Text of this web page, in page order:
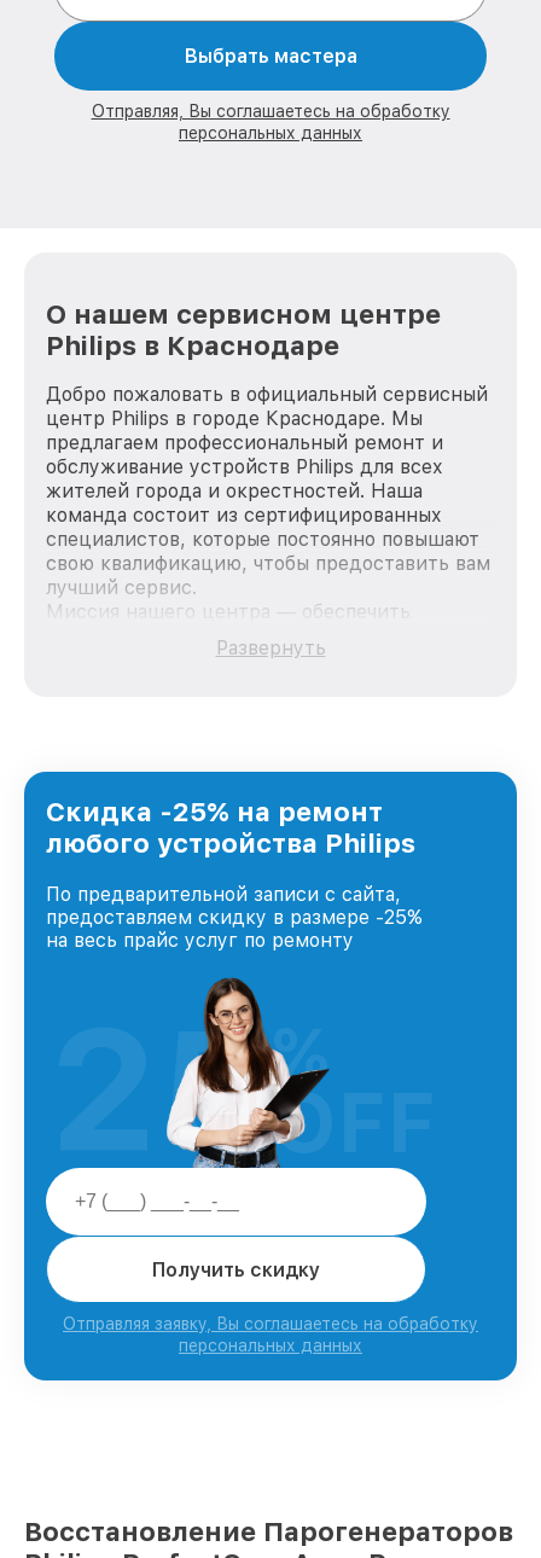
Выбрать мастера
Отправляя, Вы соглашаетесь на обработку
персональных данных
О нашем сервисном центре
Philips в Краснодаре
Добро пожаловать в официальный сервисный
центр Philips в городе Краснодаре. Мы
предлагаем профессиональный ремонт и
обслуживание устройств Philips для всех
жителей города и окрестностей. Наша
команда состоит из сертифицированных
специалистов, которые постоянно повышают
свою квалификацию, чтобы предоставить вам
лучший сервис.
Миссия нашего центра — обеспечить
качественный и доступный ремонт для
каждого пользователя продукции Philips, вне
Краснодаре, постоянно повышая уровень
доверия и лояльности наших клиентов.
Развернуть
Скидка -25% на ремонт
любого устройства Philips
По предварительной записи с сайта,
предоставляем скидку в размере -25%
на весь прайс услуг по ремонту
Получить скидку
Отправляя заявку, Вы соглашаетесь на обработку
персональных данных
25%
OFF
Восстановление Парогенераторов